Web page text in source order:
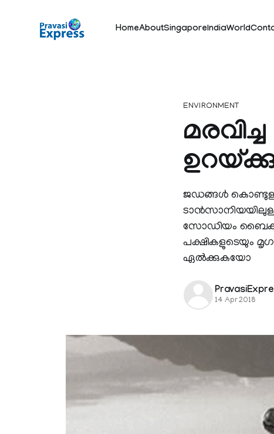
HomeAboutSingaporeIndiaWorld
ENVIRONMENT
ജഡങ്ങള്‍
സോഡിയം
പക്ഷികളുടെയും
ഏല്‍ക്കുകയോ
14 Apr 2018